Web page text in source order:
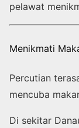
pelawat
Menikmati
Percutian
mencuba
Di sekitar